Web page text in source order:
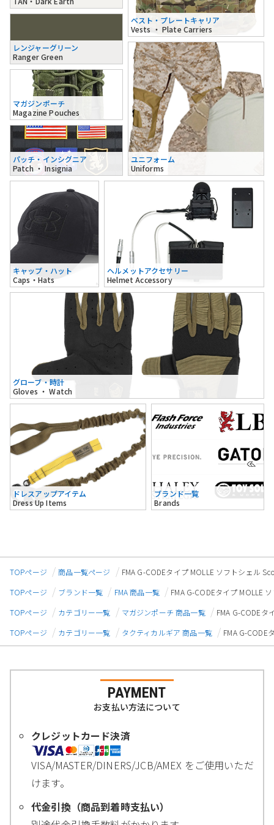
レンジャーグリーン
Ranger Green
ベスト・プレートキャリア
Vests ・ Plate Carriers
マガジンポーチ
Magazine Pouches
パッチ・インシグニア
Patch ・ Insignia
ユニフォーム
Uniforms
キャップ・ハット
Caps・Hats
ヘルメットアクセサリー
Helmet Accessory
グローブ・時計
Gloves ・ Watch
ドレスアップアイテム
Dress Up Items
ブランド一覧
Brands
TOPページ 商品一覧ページ
FMA G-CODEタイプ MOLLE ソフトシェル
TOPページ
ブランド一覧 FMA 商品一覧
FMA G-CODEタイプ MOLLE
TOPページ
カテゴリー一覧 マガジンポーチ 商品一覧
FMA G-CODE
TOPページ
カテゴリー一覧 タクティカルギア 商品一覧 FMA G-CODE
PAYMENT
お支払い方法について
クレジットカード決済
VISA/MASTER/DINERS/JCB/AMEX をご使用いただ
けます。
代金引換（商品到着時支払い）